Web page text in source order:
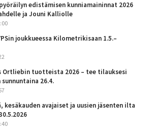
edistämisen kunniamaininnat 2026
ja Jouni Kalliolle
joukkueessa Kilometrikisaan 1.5.–
Ortliebin tuotteista 2026 – tee tilauksesi
26.4.
kesäkauden avajaiset ja uusien jäsenten ilta